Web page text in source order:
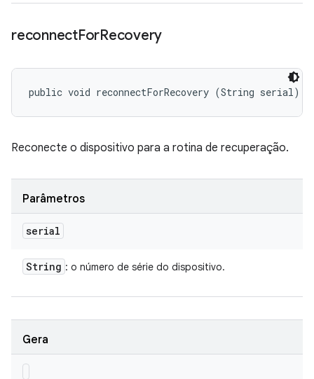
reconnectForRecovery
public void reconnectForRecovery (String serial)
Reconecte o dispositivo para a rotina de recuperação.
Parâmetros
serial
String : o número de série do dispositivo.
Gera